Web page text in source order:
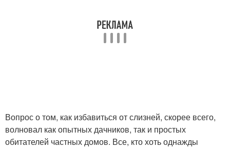
Вопрос о том, как избавиться от слизней, скорее всего,
волновал как опытных дачников, так и простых
обитателей частных домов. Все, кто хоть однажды